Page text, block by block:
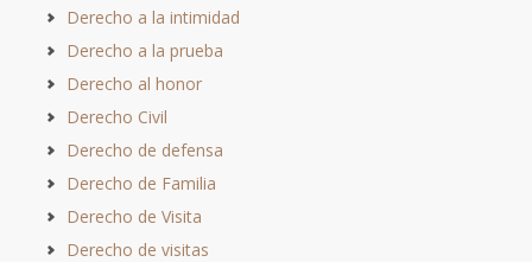
Derecho a la intimidad
Derecho a la prueba
Derecho al honor
Derecho Civil
Derecho de defensa
Derecho de Familia
Derecho de Visita
Derecho de visitas